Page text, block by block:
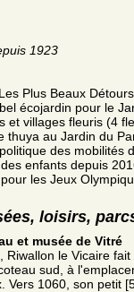
1923
Plus Beaux
écojardin pour le
et villages fleuris (4
thuya au Jardin du
des mobilités
enfants depuis
les Jeux
loisirs,
et musée de Vitré
Riwallon le Vicaire
sud, à
Vers 1060, son petit